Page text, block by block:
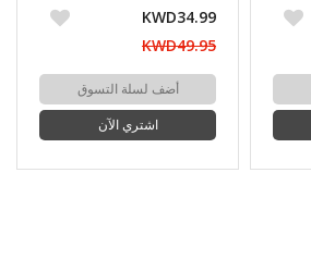
KWD34.99
KWD49.95
أضف لسلة التسوق
اشتري الآن